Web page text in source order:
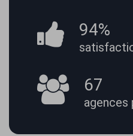
94%
67
agences